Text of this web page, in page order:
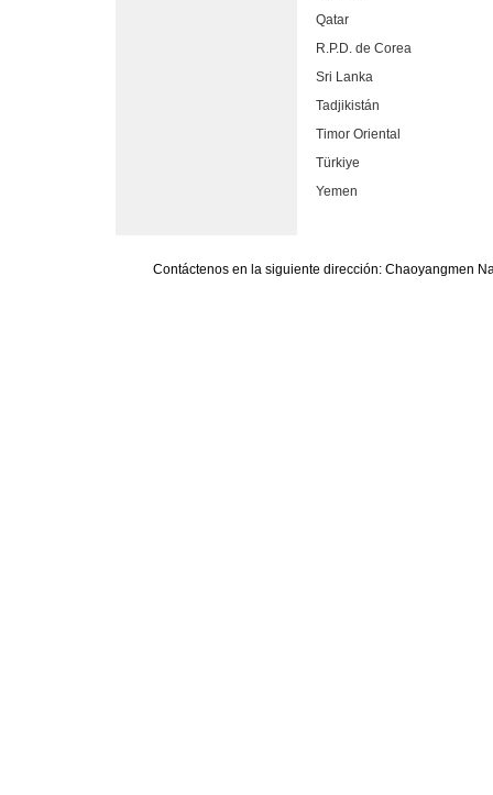
Qatar
R.P.D. de Corea
Sri Lanka
Tadjikistán
Timor Oriental
Türkiye
Yemen
Contáctenos en la siguiente dirección: Chaoyangmen